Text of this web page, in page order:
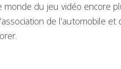
monde du jeu vidéo encore
de l’automobile